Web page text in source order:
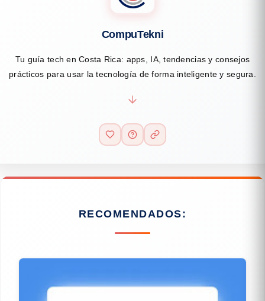
CompuTekni
Tu guía tech en Costa Rica: apps, IA, tendencias y consejos
prácticos para usar la tecnología de forma inteligente y segura.
RECOMENDADOS: